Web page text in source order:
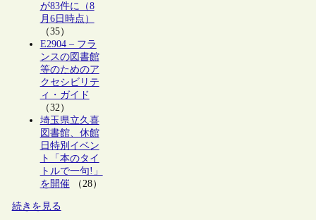
が83件に（8
月6日時点）
（35）
E2904 – フラ
ンスの図書館
等のためのア
クセシビリテ
ィ・ガイド
（32）
埼玉県立久喜
図書館、休館
日特別イベン
ト「本のタイ
トルで一句!」
を開催（28）
続きを見る